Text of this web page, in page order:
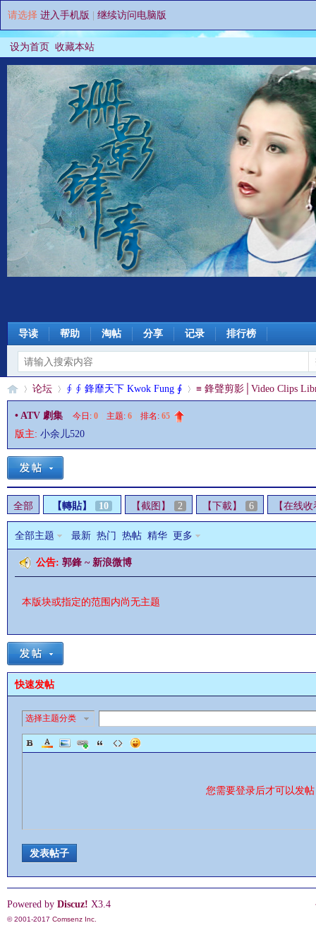
请选择 进入手机版 继续访问电脑版
设为首页 收藏本站
导读 帮助 淘帖 分享 记录 排行榜
§ »
论坛
›
∮ ∮ 鋒靡天下 Kwok Fung ∮
›
≡ 鋒聲剪影│Video Clips
• ATV 劇集 今日: 0 主题: 6 排名: 65
版主: 小余儿520
全部 【轉貼】 10 【截图】 2 【下載】 6 【在线
全部主题 最新 热门 热帖 精华 更多
公告: 郭鋒 ~ 新浪微博
本版块或指定的范围内尚无主题
快速发帖
选择主题分类
您需要登录后才可以发
发表帖子
Powered by Discuz! X3.4
© 2001-2017 Comsenz Inc.